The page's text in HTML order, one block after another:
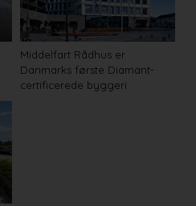
Middelfart Rådhus er
Danmarks første Diamant-
certificerede byggeri